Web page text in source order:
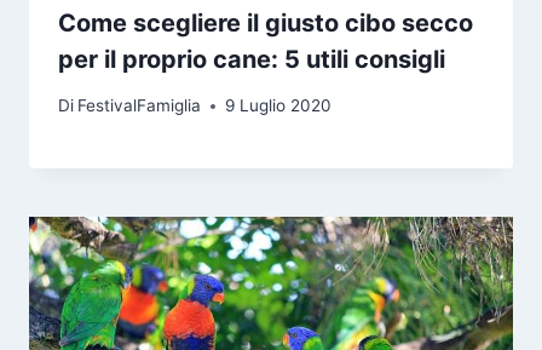
Come scegliere il giusto cibo secco
per il proprio cane: 5 utili consigli
Di FestivalFamiglia 9 Luglio 2020